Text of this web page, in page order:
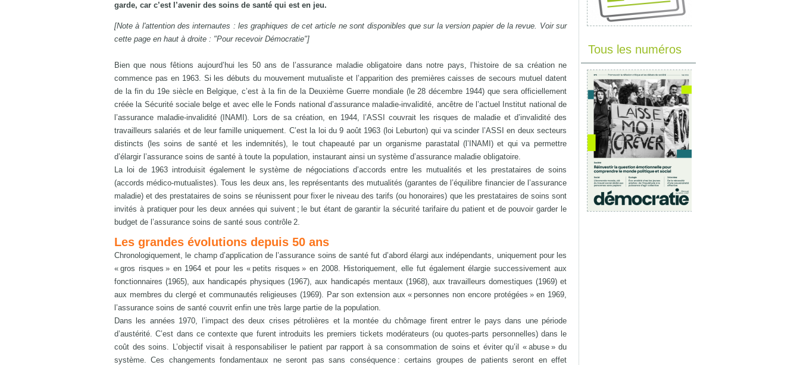
garde, car c’est l’avenir des soins de santé qui est en jeu.
[Note à l'attention des internautes : les graphiques de cet article ne sont disponibles que sur la version papier de la revue. Voir sur
cette page en haut à droite : "Pour recevoir Démocratie"]
Bien que nous fêtions aujourd’hui les 50 ans de l’assurance maladie obligatoire dans notre pays, l’histoire de sa création ne
commence pas en 1963. Si les débuts du mouvement mutualiste et l’apparition des premières caisses de secours mutuel datent
de la fin du 19e siècle en Belgique, c’est à la fin de la Deuxième Guerre mondiale (le 28 décembre 1944) que sera officiellement
créée la Sécurité sociale belge et avec elle le Fonds national d’assurance maladie-invalidité, ancêtre de l’actuel Institut national de
l’assurance maladie-invalidité (INAMI). Lors de sa création, en 1944, l’ASSI couvrait les risques de maladie et d’invalidité des
travailleurs salariés et de leur famille uniquement. C’est la loi du 9 août 1963 (loi Leburton) qui va scinder l’ASSI en deux secteurs
distincts (les soins de santé et les indemnités), le tout chapeauté par un organisme parastatal (l’INAMI) et qui va permettre
d’élargir l’assurance soins de santé à toute la population, instaurant ainsi un système d’assurance maladie obligatoire.
La loi de 1963 introduisit également le système de négociations d’accords entre les mutualités et les prestataires de soins
(accords médico-mutualistes). Tous les deux ans, les représentants des mutualités (garantes de l’équilibre financier de l’assurance
maladie) et des prestataires de soins se réunissent pour fixer le niveau des tarifs (ou honoraires) que les prestataires de soins sont
invités à pratiquer pour les deux années qui suivent ; le but étant de garantir la sécurité tarifaire du patient et de pouvoir garder le
budget de l’assurance soins de santé sous contrôle 2.
Les grandes évolutions depuis 50 ans
Chronologiquement, le champ d’application de l’assurance soins de santé fut d’abord élargi aux indépendants, uniquement pour les
« gros risques » en 1964 et pour les « petits risques » en 2008. Historiquement, elle fut également élargie successivement aux
fonctionnaires (1965), aux handicapés physiques (1967), aux handicapés mentaux (1968), aux travailleurs domestiques (1969) et
aux membres du clergé et communautés religieuses (1969). Par son extension aux « personnes non encore protégées » en 1969,
l’assurance soins de santé couvrit enfin une très large partie de la population.
Dans les années 1970, l’impact des deux crises pétrolières et la montée du chômage firent entrer le pays dans une période
d’austérité. C’est dans ce contexte que furent introduits les premiers tickets modérateurs (ou quotes-parts personnelles) dans le
coût des soins. L’objectif visait à responsabiliser le patient par rapport à sa consommation de soins et éviter qu’il « abuse » du
système. Ces changements fondamentaux ne seront pas sans conséquence : certains groupes de patients seront en effet
Tous les numéros